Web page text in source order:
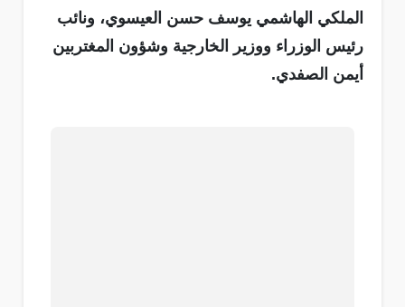
الملكي الهاشمي يوسف حسن العيسوي، ونائب
رئيس الوزراء ووزير الخارجية وشؤون المغتربين
أيمن الصفدي.